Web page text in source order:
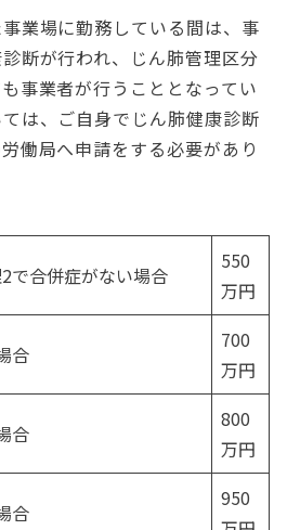
業場に勤務している間は、事
断が行われ、じん肺管理区分
事業者が行うこととなってい
は、ご自身でじん肺健康診断
働局へ申請をする必要があり
で合併症がない場合
550
万円
合
700
万円
合
800
万円
合
950